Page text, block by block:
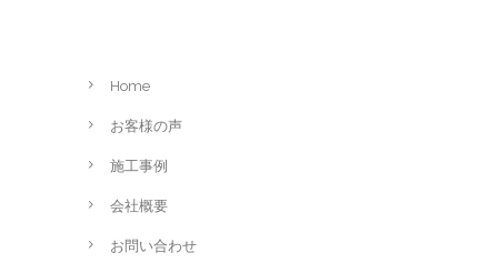
Home
お客様の声
施工事例
会社概要
お問い合わせ